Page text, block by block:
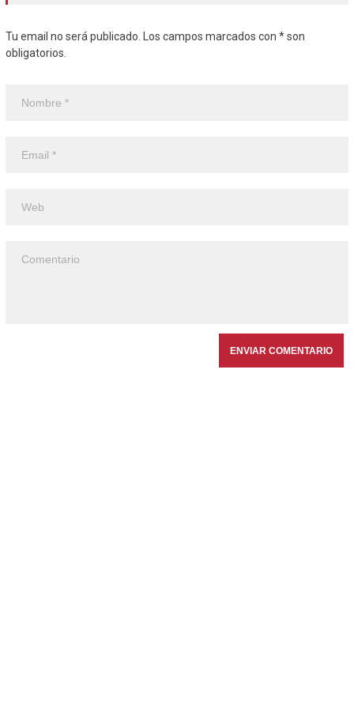
Tu email no será publicado. Los campos marcados con * son
obligatorios.